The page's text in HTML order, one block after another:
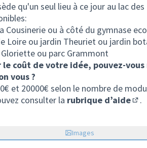
qu'un seul lieu à ce jour au lac
Cousinerie ou à côté du gymnase
Loire ou jardin Theuriet ou jardin
Gloriette ou parc Grammont
coût de votre idée, pouvez-
vous ?
et 20000€ selon le nombre de
consulter la rubrique d’aide .
Images